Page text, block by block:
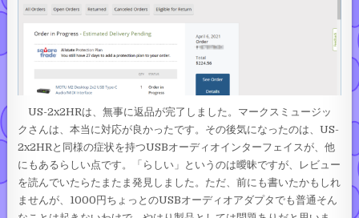
US-2x2HRは、無事に返品が完了しました。マークスミュージッ
クさんは、本当に対応が良かったです。その後気になったのは、US-
2x2HRと同様の症状を持つUSBオーディオインターフェイスが、他
にもあるらしい点です。「らしい」というのは曖昧ですが、レビュー
を読んでいたらたまたま発見しました。ただ、前にも書いたかもしれ
ませんが、1000円ちょっとのUSBオーディオアダプタでも普通そん